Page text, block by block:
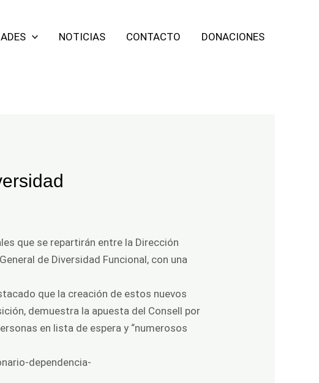
NOTICIAS CONTACTO DONACIONES
que se repartirán entre la Dirección
de Diversidad Funcional, con una
que la creación de estos nuevos
demuestra la apuesta del Consell por
en lista de espera y “numerosos
dependencia-